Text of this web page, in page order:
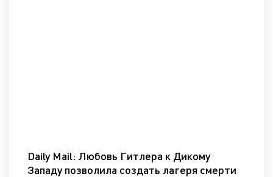
Daily Mail: Любовь Гитлера к Дикому
Западу позволила создать лагеря смерти